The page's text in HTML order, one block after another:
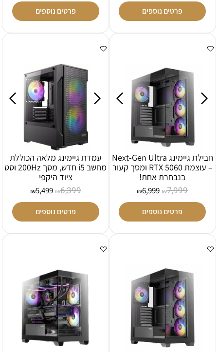
פרטים נוספים פרטים נוספים
חבילת גיימינג Next-Gen Ultra
– עוצמת RTX 5060 ומסך קעור
בנבחרת אחת!
₪7,999
₪6,999
פרטים נוספים
עמדת גיימינג מלאה הכוללת
מחשב i5 חדש, מסך 200Hz וסט
ציוד היקפי
₪6,399
₪5,499
פרטים נוספים